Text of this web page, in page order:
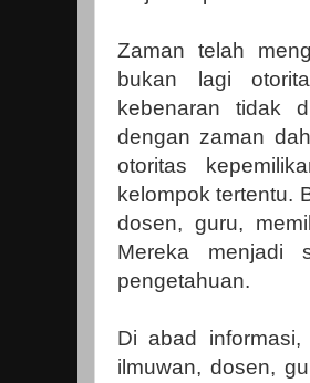
Zaman telah
bukan lagi
kebenaran tidak
dengan zaman
otoritas
kelompok tertentu.
dosen, guru,
Mereka menjadi
pengetahuan.
Di abad
ilmuwan, dosen,